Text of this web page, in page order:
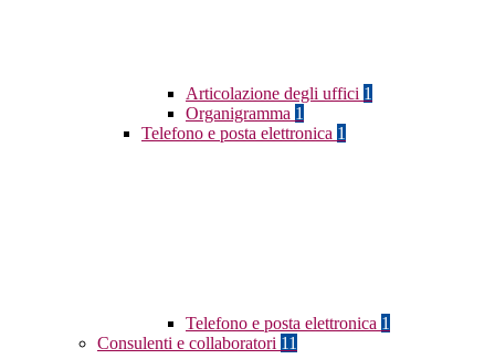
Articolazione degli uffici 1
Organigramma 1
Telefono e posta elettronica 1
Telefono e posta elettronica 1
Consulenti e collaboratori 11